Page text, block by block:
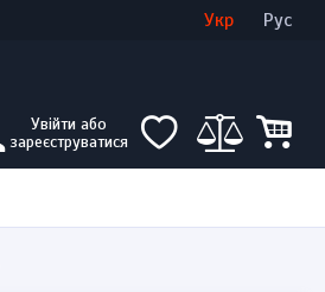
Укр Рус
Увійти або
зареєструватися